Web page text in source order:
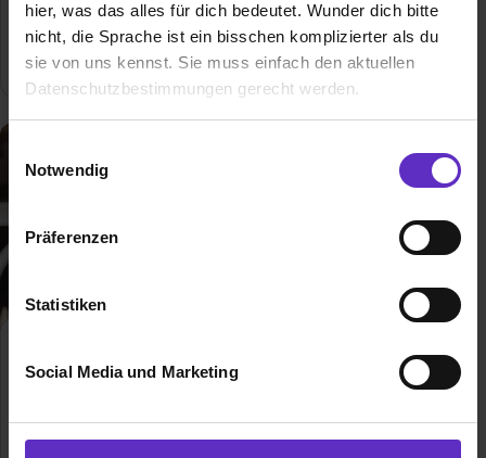
hier, was das alles für dich bedeutet. Wunder dich bitte
nicht, die Sprache ist ein bisschen komplizierter als du
sie von uns kennst. Sie muss einfach den aktuellen
Datenschutzbestimmungen gerecht werden.
Benutzung der Webseite getroffenen Einstellungen zu
Webseite zu analysieren („Statistiken“), um
Informationen zu deiner Verwendung unserer Website an
Analysen weiterzugeben und um Inhalte und Anzeigen zu
Partner führen diese Informationen möglicherweise mit
Notwendig
Präferenzen
Statistiken
Social Media und Marketing
0 freie Ausbildungsstellen
frau